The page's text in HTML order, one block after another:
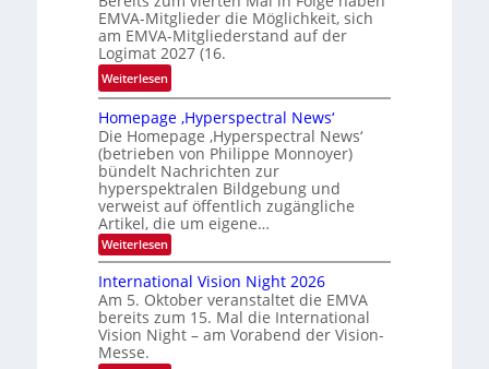
b
l
e
m
f
l
l
S
c
h
u
h
k
a
r
t
EMVA-Mitglieder die Möglichkeit, sich
am EMVA-Mitgliederstand auf der
Logimat 2027 (16.
Weiterlesen:
E
M
V
A
-
M
i
t
g
l
i
e
d
Homepage ‚Hyperspectral News‘
Die Homepage ‚Hyperspectral News‘
(betrieben von Philippe Monnoyer)
bündelt Nachrichten zur
hyperspektralen Bildgebung und
verweist auf öffentlich zugängliche
Artikel, die um eigene…
Weiterlesen:
H
m
e
p
a
e
International Vision Night 2026
Am 5. Oktober veranstaltet die EMVA
bereits zum 15. Mal die International
Vision Night – am Vorabend der Vision-
Messe.